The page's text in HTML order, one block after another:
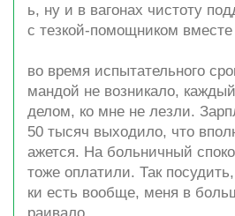
ь, ну и в вагонах чистоту
с тезкой-помощником
во время испытательного
мандой не возникало,
делом, ко мне не лезли.
50 тысяч выходило, что
ажется. На больничный
тоже оплатили. Так
ки есть вообще, меня в
раивало